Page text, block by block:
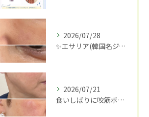
2026/07/28
✨エサリア(韓国名ジュブアセル)導入します✨
2026/07/21
食いしばりに咬筋ボトックス